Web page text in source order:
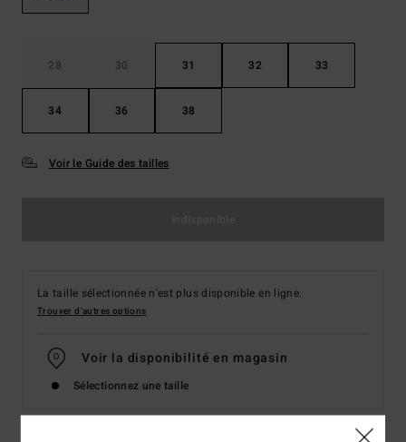
28 30 31 32 33
34 36 38
Voir le Guide des tailles
La taille sélectionnée n'est plus disponible en ligne.
Trouver d'autres options
Voir la disponibilité en magasin
Sélectionnez une taille